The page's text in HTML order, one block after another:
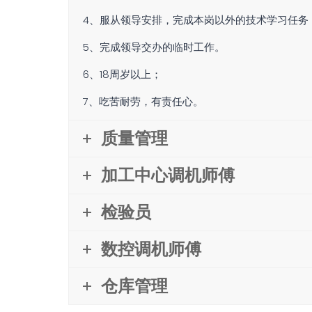
4、服从领导安排，完成本岗以外的技术学习任务
5、完成领导交办的临时工作。
6、18周岁以上；
7、吃苦耐劳，有责任心。
质量管理
加工中心调机师傅
检验员
数控调机师傅
仓库管理